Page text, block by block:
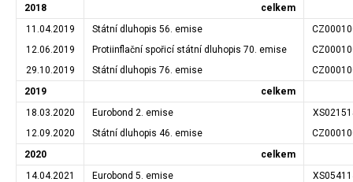
2018
celkem
11.04.2019
Státní dluhopis 56. emise
12.06.2019
Protiinflační spořicí státní dluhopis 70. emise
29.10.2019
Státní dluhopis 76. emise
2019
celkem
18.03.2020
Eurobond 2. emise
12.09.2020
Státní dluhopis 46. emise
2020
celkem
14.04.2021
Eurobond 5. emise